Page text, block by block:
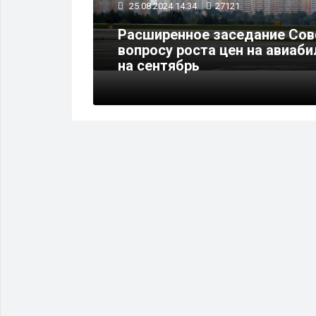
21.08.2024 20:44 6295
Большая африканская
стартовала в Калининграде